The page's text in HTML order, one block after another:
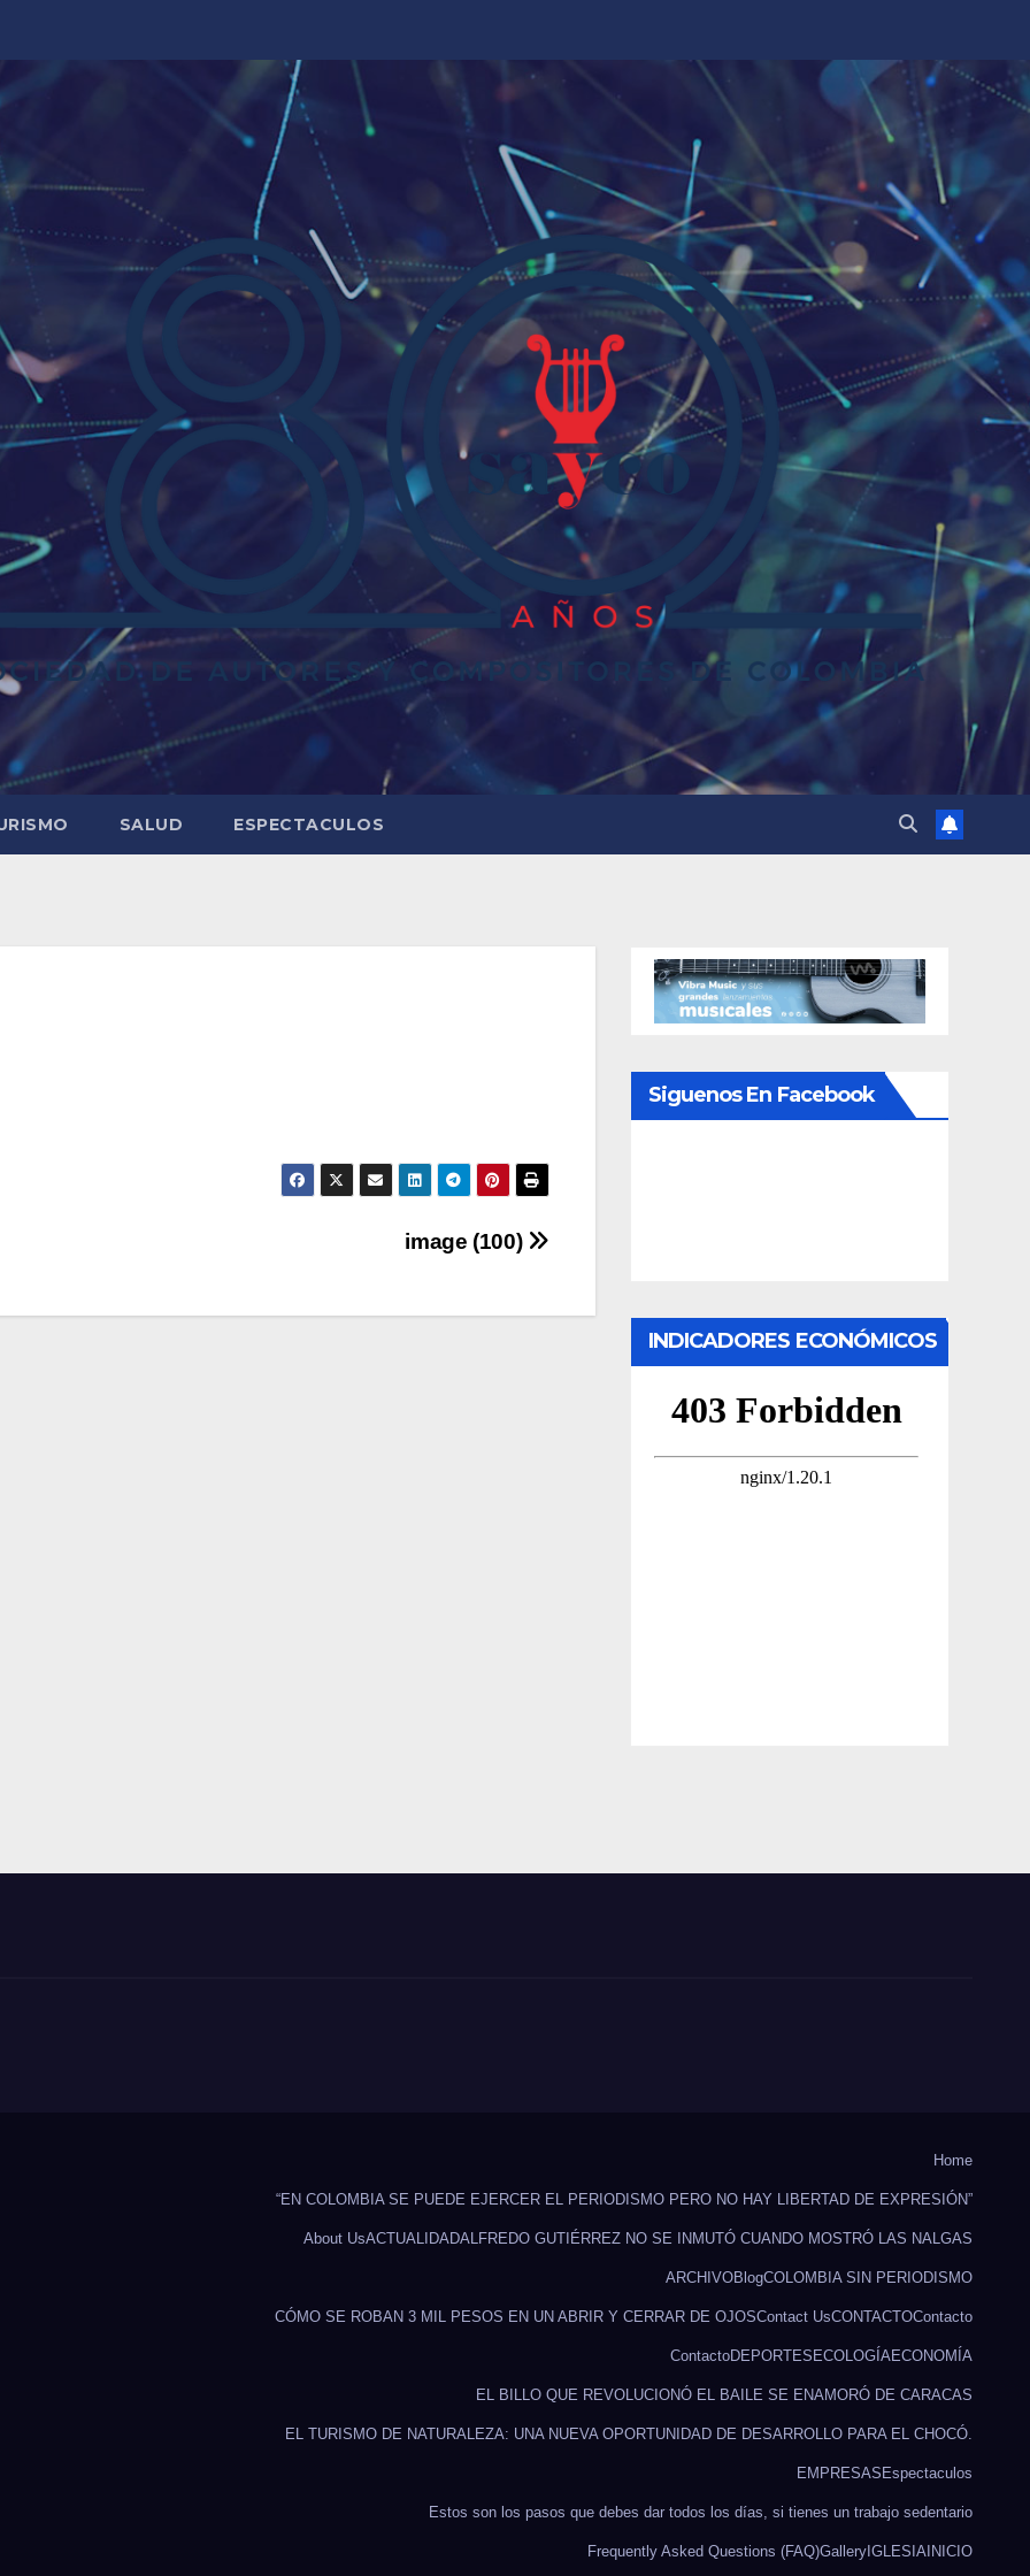
SALUD ESPECTACULOS
image (100)
Siguenos En Facebook
INDICADORES ECONÓMICOS
Home
“EN COLOMBIA SE PUEDE EJERCER EL PERIODISMO PERO NO HAY LIBERTAD DE EXPRESIÓN”
About UsACTUALIDADALFREDO GUTIÉRREZ NO SE INMUTÓ CUANDO MOSTRÓ LAS NALGAS
ARCHIVOBlogCOLOMBIA SIN PERIODISMO
CÓMO SE ROBAN 3 MIL PESOS EN UN ABRIR Y CERRAR DE OJOSContact UsCONTACTOContacto
ContactoDEPORTES ECOLOGÍAECONOMÍA
EL BILLO QUE REVOLUCIONÓ EL BAILE SE ENAMORÓ DE CARACAS
EL TURISMO DE NATURALEZA: UNA NUEVA OPORTUNIDAD DE DESARROLLO PARA EL CHOCÓ.
EMPRESAS Espectaculos
Estos son los pasos que debes dar todos los días, si tienes un trabajo sedentario
Frequently Asked Questions (FAQ)Gallery IGLESIA INICIO